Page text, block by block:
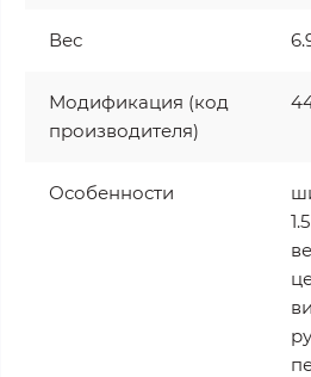
Вес
Модификация (код
производителя)
Особенности